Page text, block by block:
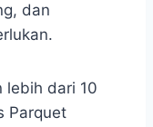
dan
lebih dari 10
Parquet